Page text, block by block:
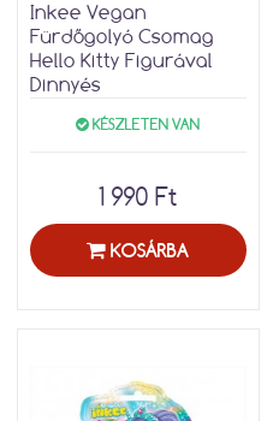
Inkee Vegan
Fürdőgolyó Csomag
Hello Kitty Figurával
Dinnyés
KÉSZLETEN VAN
1 990 Ft
KOSÁRBA